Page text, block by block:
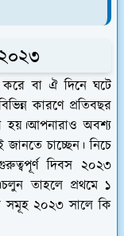
করে বা ঐ দিনে ঘটে
কারণে প্রতিবছর
হয়।আপনারাও অবশ্য
চাচ্ছেন। নিচে
দিবস ২০২৩
তাহলে প্রথমে ১
সমূহ ২০২৩ সালে কি